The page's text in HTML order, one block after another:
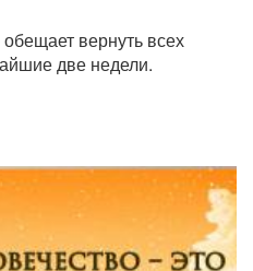
вернуть всех
две недели.